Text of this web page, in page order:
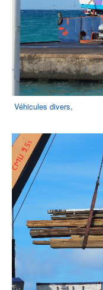
Véhicules divers,